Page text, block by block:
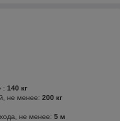
: 140 кг
не менее: 200 кг
не менее: 5 м